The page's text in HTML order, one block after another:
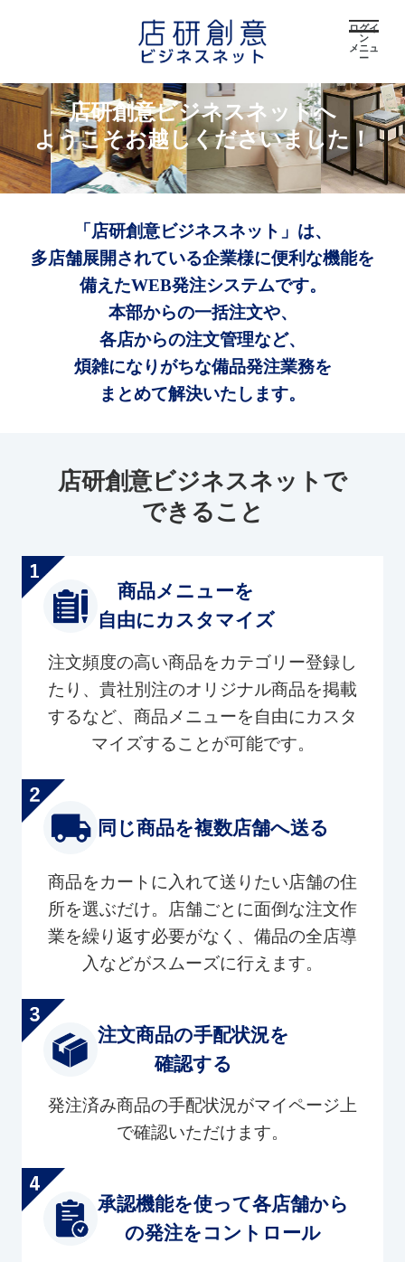
ログイ
ン
メニュ
ー
店研創意ビジネスネットへ
ようこそお越しくださいました！
「店研創意ビジネスネット」は、
多店舗展開されている企業様に便利な機能を
備えたWEB発注システムです。
本部からの一括注文や、
各店からの注文管理など、
煩雑になりがちな備品発注業務を
まとめて解決いたします。
店研創意ビジネスネットで
できること
商品メニューを
自由にカスタマイズ
注文頻度の高い商品をカテゴリー登録し
たり、貴社別注のオリジナル商品を掲載
するなど、商品メニューを自由にカスタ
マイズすることが可能です。
同じ商品を複数店舗へ送る
商品をカートに入れて送りたい店舗の住
所を選ぶだけ。店舗ごとに面倒な注文作
業を繰り返す必要がなく、備品の全店導
入などがスムーズに行えます。
注文商品の手配状況を
確認する
発注済み商品の手配状況がマイページ上
で確認いただけます。
承認機能を使って各店舗から
の発注をコントロール